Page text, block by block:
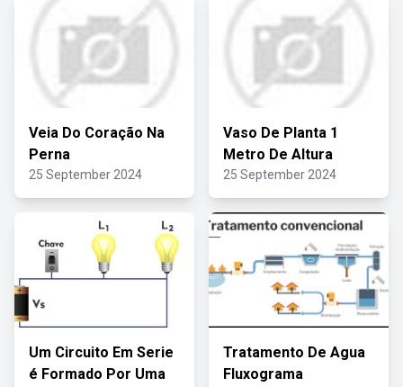
Veia Do Coração Na
Perna
25 September 2024
Vaso De Planta 1
Metro De Altura
25 September 2024
Um Circuito Em Serie
é Formado Por Uma
Tratamento De Agua
Fluxograma